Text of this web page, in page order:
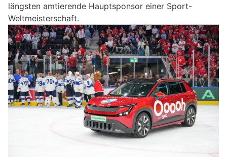
längsten amtierende Hauptsponsor einer Sport-
Weltmeisterschaft.